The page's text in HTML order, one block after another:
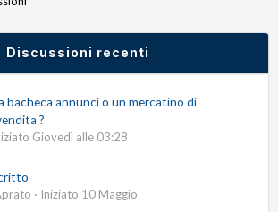
Discussioni recenti
bacheca annunci o un mercatino di
?
Giovedì alle 03:28
· Iniziato 10 Maggio